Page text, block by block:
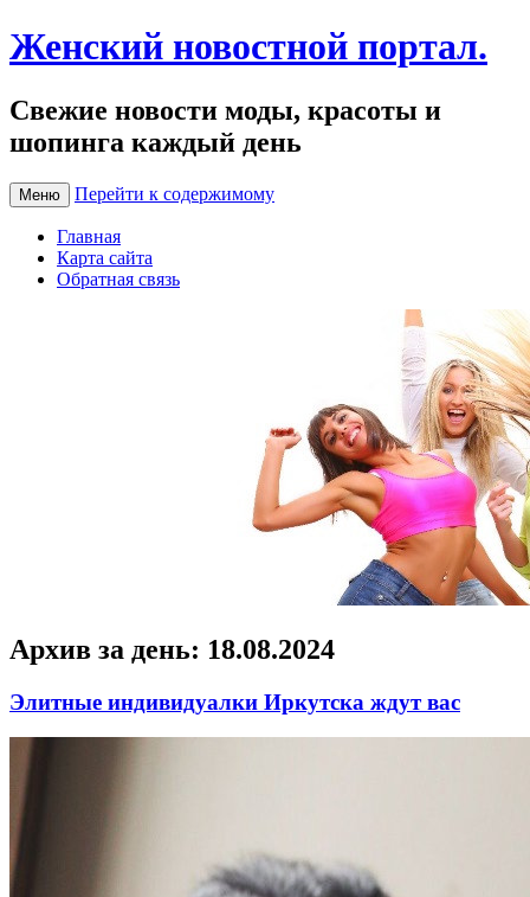
Женский новостной портал.
Свежие новости моды, красоты и
шопинга каждый день
Меню Перейти к содержимому
Главная
Карта сайта
Обратная связь
Архив за день: 18.08.2024
Элитные индивидуалки Иркутска ждут вас